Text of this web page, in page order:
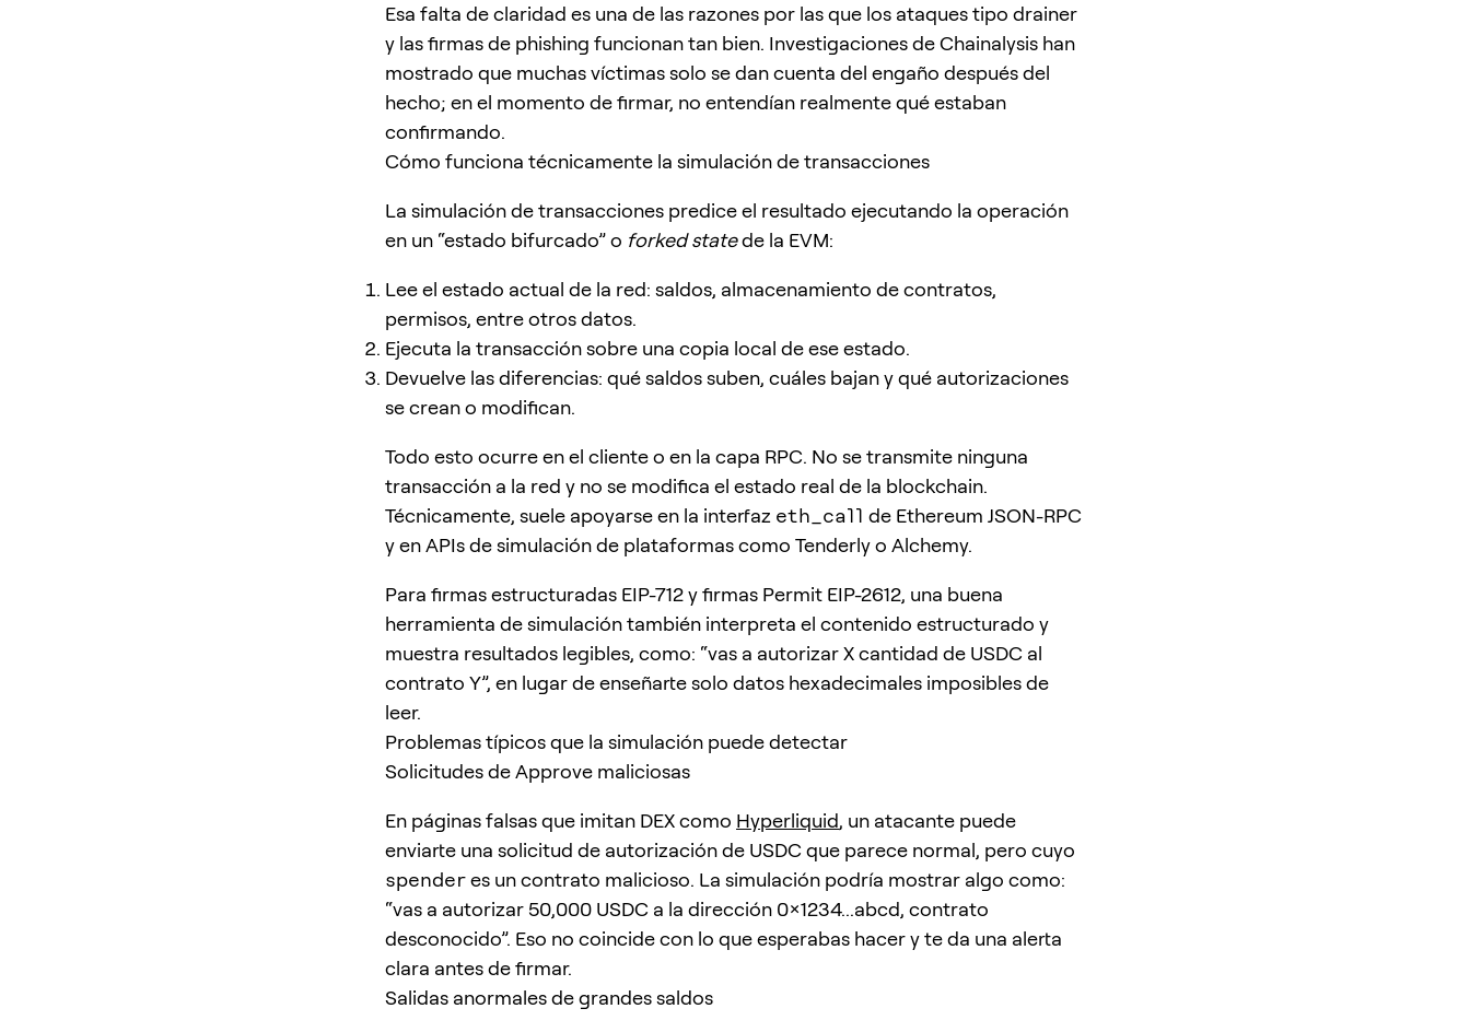
Esa falta de claridad es una de las razones por las que los ataques tipo drainer
y las firmas de phishing funcionan tan bien. Investigaciones de Chainalysis han
mostrado que muchas víctimas solo se dan cuenta del engaño después del
hecho; en el momento de firmar, no entendían realmente qué estaban
confirmando.
Cómo funciona técnicamente la simulación de transacciones
La simulación de transacciones predice el resultado ejecutando la operación
en un “estado bifurcado” o forked statede la EVM:
Lee el estado actual de la red: saldos, almacenamiento de contratos,
permisos, entre otros datos.
Ejecuta la transacción sobre una copia local de ese estado.
Devuelve las diferencias: qué saldos suben, cuáles bajan y qué autorizaciones
se crean o modifican.
Todo esto ocurre en el cliente o en la capa RPC. No se transmite ninguna
transacción a la red y no se modifica el estado real de la blockchain.
Técnicamente, suele apoyarse en la interfaz eth_call de Ethereum JSON-RPC
y en APIs de simulación de plataformas como Tenderly o Alchemy.
Para firmas estructuradas EIP-712 y firmas Permit EIP-2612, una buena
herramienta de simulación también interpreta el contenido estructurado y
muestra resultados legibles, como: “vas a autorizar X cantidad de USDC al
contrato Y”, en lugar de enseñarte solo datos hexadecimales imposibles de
leer.
Problemas típicos que la simulación puede detectar
Solicitudes de Approve maliciosas
En páginas falsas que imitan DEX como Hyperliquid, un atacante puede
enviarte una solicitud de autorización de USDC que parece normal, pero cuyo
spenderes un contrato malicioso. La simulación podría mostrar algo como:
“vas a autorizar 50,000 USDC a la dirección 0x1234...abcd, contrato
desconocido”. Eso no coincide con lo que esperabas hacer y te da una alerta
clara antes de firmar.
Salidas anormales de grandes saldos